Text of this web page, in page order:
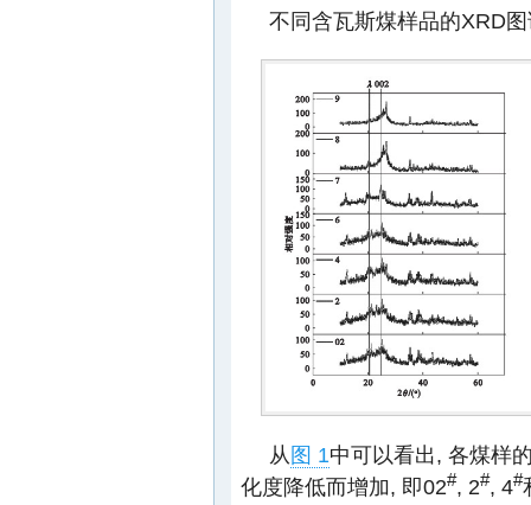
不同含瓦斯煤样品的XRD
从图 1中可以看出, 各煤样
化度降低而增加, 即02#, 2#, 4#